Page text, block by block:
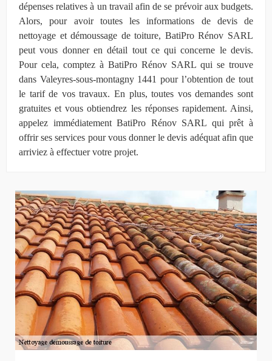
dépenses relatives à un travail afin de se prévoir aux budgets.
Alors, pour avoir toutes les informations de devis de
nettoyage et démoussage de toiture, BatiPro Rénov SARL
peut vous donner en détail tout ce qui concerne le devis.
Pour cela, comptez à BatiPro Rénov SARL qui se trouve
dans Valeyres-sous-montagny 1441 pour l’obtention de tout
le tarif de vos travaux. En plus, toutes vos demandes sont
gratuites et vous obtiendrez les réponses rapidement. Ainsi,
appelez immédiatement BatiPro Rénov SARL qui prêt à
offrir ses services pour vous donner le devis adéquat afin que
arriviez à effectuer votre projet.